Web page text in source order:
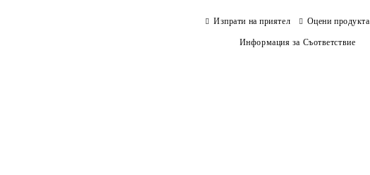
Изпрати на приятел Оцени продукта
Информация за Съответствие